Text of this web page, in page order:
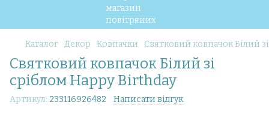
Каталог Декор Ковпачки Святковий ковпачок Білий
Святковий ковпачок Білий зі
сріблом Happy Birthday
Артикул: 233116926482 Написати відгук